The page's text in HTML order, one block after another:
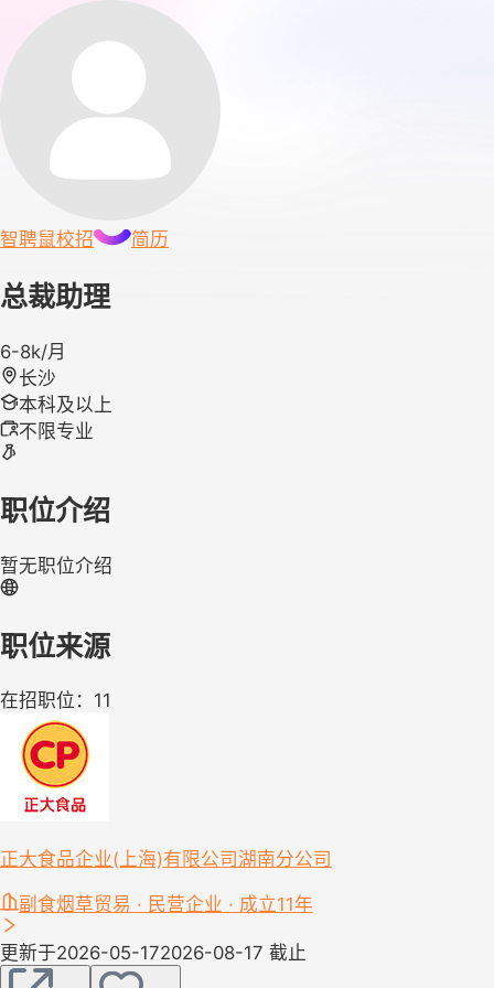
智聘鼠校招 简历
总裁助理
6-8k/月
长沙
本科及以上
不限专业
职位介绍
暂无职位介绍
职位来源
在招职位：11
正大食品企业(上海)有限公司湖南分公司
副食烟草贸易 · 民营企业 · 成立11年
更新于2026-05-172026-08-17 截止